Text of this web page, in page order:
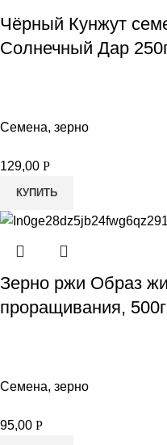
Чёрный Кунжут
Солнечный Дар
Семена, зерно
129,00 Р
КУПИТЬ
Зерно ржи Образ
проращивания, 500г
Семена, зерно
95,00 Р